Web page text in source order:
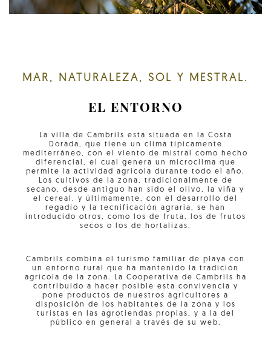
MAR, NATURALEZA, SOL Y MESTRAL.
EL ENTORNO
La villa de Cambrils está situada en la Costa
Dorada, que tiene un clima típicamente
mediterráneo, con el viento de mistral como hecho
diferencial, el cual genera un microclima que
permite la actividad agrícola durante todo el año.
Los cultivos de la zona, tradicionalmente de
secano, desde antiguo han sido el olivo, la viña y
el cereal, y últimamente, con el desarrollo del
regadío y la tecnificación agraria, se han
introducido otros, como los de fruta, los de frutos
secos o los de hortalizas.
Cambrils combina el turismo familiar de playa con
un entorno rural que ha mantenido la tradición
agrícola de la zona. La Cooperativa de Cambrils ha
contribuido a hacer posible esta convivencia y
pone productos de nuestros agricultores a
disposición de los habitantes de la zona y los
turistas en las agrotiendas propias, y a la del
público en general a través de su web.